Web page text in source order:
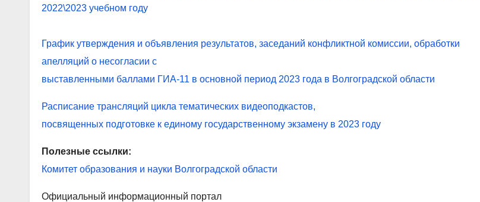
2022\2023 учебном году
График утверждения и объявления результатов, заседаний конфликтной комиссии, обработки
апелляций о несогласии с
выставленными баллами ГИА-11 в основной период 2023 года в Волгоградской области
Расписание трансляций цикла тематических видеоподкастов,
посвященных подготовке к единому государственному экзамену в 2023 году
Полезные ссылки:
Комитет образования и науки Волгоградской области
Официальный информационный портал